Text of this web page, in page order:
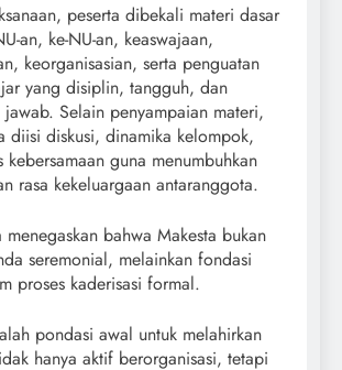
peserta dibekali materi dasar
an, ke-NU-an, keaswajaan,
keorganisasian, serta penguatan
yang disiplin, tangguh, dan
Selain penyampaian materi,
diisi diskusi, dinamika kelompok,
kebersamaan guna menumbuhkan
rasa kekeluargaan antaranggota.
menegaskan bahwa Makesta bukan
seremonial, melainkan fondasi
proses kaderisasi formal.
pondasi awal untuk melahirkan
hanya aktif berorganisasi, tetapi